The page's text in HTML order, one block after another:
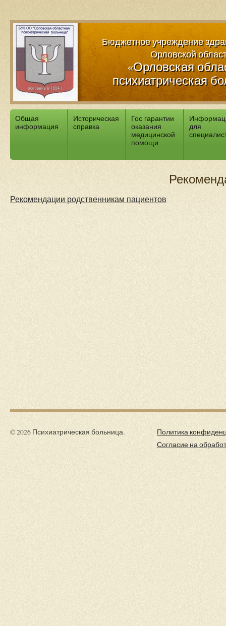
Бюджетное учреждение
Орловской
«Орловская
психиатрическая
Общая
информация
Историческая
справка
Гос гарантии
оказания
медицинской
помощи
для
Рекомендации родственникам пациентов
© 2026 Психиатрическая больница.
Политика
Согласие на